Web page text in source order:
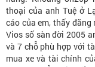
thoại của anh Tuệ ở
cáo của em, thấy
Vios số sàn đời 2005
và 7 chỗ phù hợp với
mua xe và tài chính